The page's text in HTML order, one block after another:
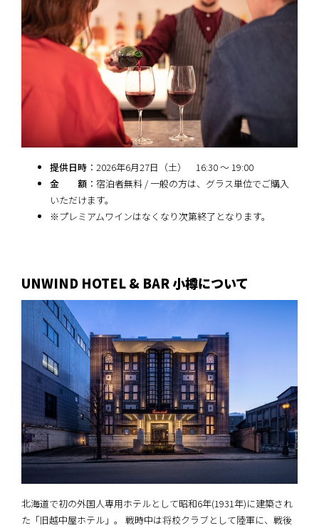
提供日時 ：2026年6月27日（土） 16:30 ～ 19:00
金 額 ：宿泊者無料 / 一般の方は、グラス単位でご購入
いただけます。
※プレミアムワインはなくなり次第終了となります。
UNWIND HOTEL & BAR 小樽について
北海道で初の外国人専用ホテルとして昭和6年(1931年)に建築され
た「旧越中屋ホテル」。 戦時中は将校クラブとして陸軍に、戦後